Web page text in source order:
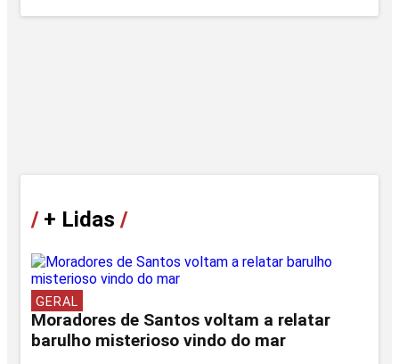
/+ Lidas /
GERAL
Moradores de Santos voltam a relatar
barulho misterioso vindo do mar